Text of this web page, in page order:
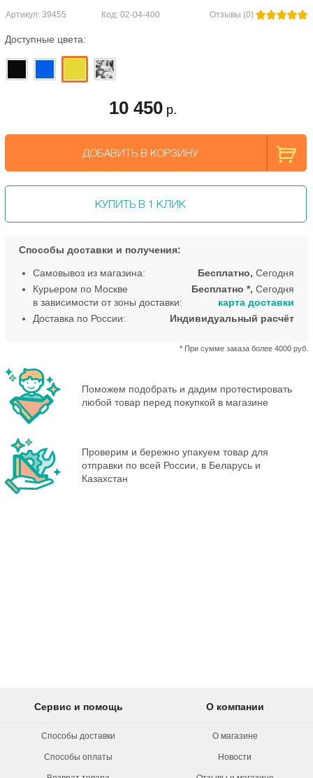
Артикул: 39455 Код: 02-04-400 Отзывы (0)
Доступные цвета:
10 450р.
ДОБАВИТЬ В КОРЗИНУ
КУПИТЬ В 1 КЛИК
Способы доставки и получения:
Самовывоз из магазина: Бесплатно, Сегодня
Курьером по Москве
в зависимости от зоны доставки:
Бесплатно *, Сегодня
* При сумме заказа более 4000 руб.
карта доставки
Доставка по России:
Индивидуальный расчёт
Поможем подобрать и дадим протестировать
любой товар перед покупкой в магазине
Проверим и бережно упакуем товар для
отправки по всей России, в Беларусь и
Казахстан
Сервис и помощь
Способы доставки
Способы оплаты
О компании
О магазине
Новости